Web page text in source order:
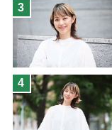
3
4